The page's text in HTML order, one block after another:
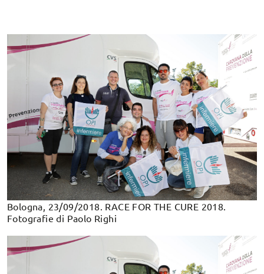
Bologna, 23/09/2018. RACE FOR THE CURE 2018.
Fotografie di Paolo Righi